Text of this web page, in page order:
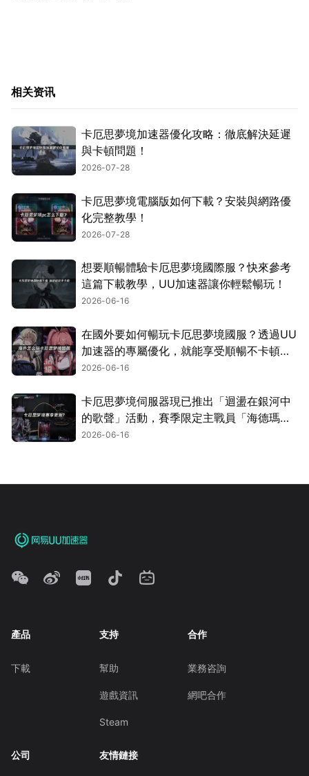
相关资讯
卡厄思夢境加速器優化攻略：徹底解決延遲
與卡頓問題！
2026-07-28
卡厄思夢境電腦版如何下載？安裝與網路優
化完整教學！
2026-07-28
想要順暢體驗卡厄思夢境國際服？快來參考
這篇下載教學，UU加速器讓你輕鬆暢玩！
2026-06-16
在國外要如何暢玩卡厄思夢境國服？透過UU
加速器的專屬優化，就能享受順暢不卡頓的
遊玩體驗！
2026-06-16
卡厄思夢境伺服器現已推出「迴盪在銀河中
的歌聲」活動，賽季限定主戰員「海德瑪
麗」同步登場！
2026-06-16
產品
下載
支持
幫助
遊戲資訊
Steam
合作
業務咨詢
網吧合作
公司 友情鏈接